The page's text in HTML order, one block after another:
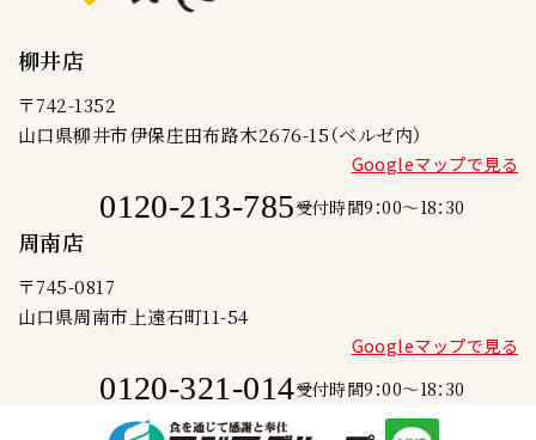
柳井店
〒742-1352
山口県柳井市伊保庄田布路木2676-15（ベルゼ内）
Googleマップで見る
0120-213-785受付時間9：00～18：30
周南店
〒745-0817
山口県周南市上遠石町11-54
Googleマップで見る
0120-321-014受付時間9：00～18：30